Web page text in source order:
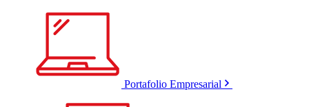
Portafolio Empresarial